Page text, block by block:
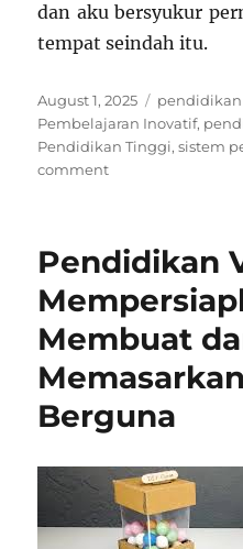
dan aku bersyukur
tempat seindah itu.
Posted
on
August 1, 2025 Categories
pendidikan
Pembelajaran Inovatif,
Pendidikan Tinggi,sistem
commenton
di
Idaman,
dan
Ini
yang
Rasakan
Pendidikan
Membuat
Berguna